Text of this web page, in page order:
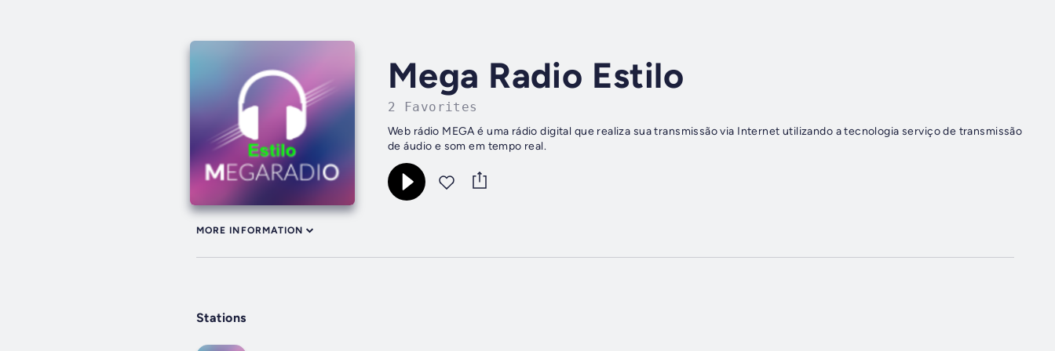
Mega Radio Estilo
2 Favorites
Web rádio MEGA é uma rádio digital que realiza sua transmissão via Internet utilizando a tecnologia serviço de transmissão
de áudio e som em tempo real.
MORE INFORMATION
Stations